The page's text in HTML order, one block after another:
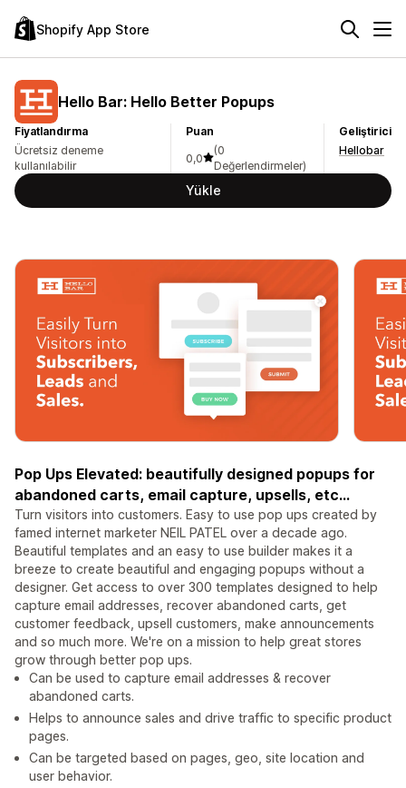
Shopify App Store
Hello Bar: Hello Better Popups
Fiyatlandırma
Ücretsiz deneme
kullanılabilir
Puan
0,0
(0
Değerlendirmeler)
Geliştirici
Hellobar
Yükle
Pop Ups Elevated: beautifully designed popups for
abandoned carts, email capture, upsells, etc...
Turn visitors into customers. Easy to use pop ups created by
famed internet marketer NEIL PATEL over a decade ago.
Beautiful templates and an easy to use builder makes it a
breeze to create beautiful and engaging popups without a
designer. Get access to over 300 templates designed to help
capture email addresses, recover abandoned carts, get
customer feedback, upsell customers, make announcements
and so much more. We're on a mission to help great stores
grow through better pop ups.
Can be used to capture email addresses & recover
abandoned carts.
Helps to announce sales and drive traffic to specific product
pages.
Can be targeted based on pages, geo, site location and
user behavior.